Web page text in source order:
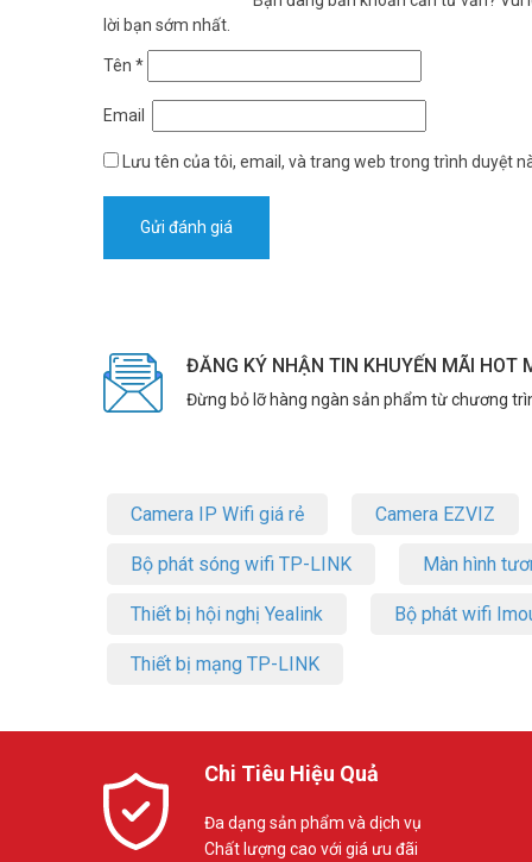
lời bạn sớm nhất.
Tên *
Email
Lưu tên của tôi, email, và trang web trong trình duyệt
ĐĂNG KÝ NHẬN TIN KHUYẾN MÃI HOT
Đừng bỏ lỡ hàng ngàn sản phẩm từ chương
Camera IP Wifi giá rẻ Camera EZVIZ
Bộ phát sóng wifi TP-LINK Màn hình
Thiết bị hội nghị Yealink Bộ phát wifi
Thiết bị mạng TP-LINK
Chi Tiêu Hiệu Quả
Đa dạng sản phẩm và dịch vụ
Chất lượng cao với giá ưu đãi